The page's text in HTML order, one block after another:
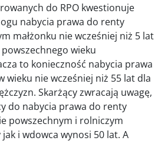
do RPO kwestionuje
nabycia prawa do renty
małżonku nie wcześniej niż 5 lat
wieku
to konieczność nabycia prawa
wieku nie wcześniej niż 55 lat dla
Skarżący zwracają uwagę,
do nabycia prawa do renty
powszechnym i rolniczym
i wdowca wynosi 50 lat. A